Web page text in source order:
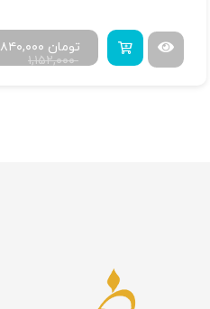
۱,۱۵۲,۰۰۰
۸۴۰,۰۰۰ تومان